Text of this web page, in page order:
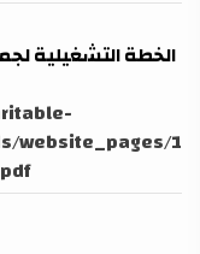
الخطة التشغيلية
website_pages/1